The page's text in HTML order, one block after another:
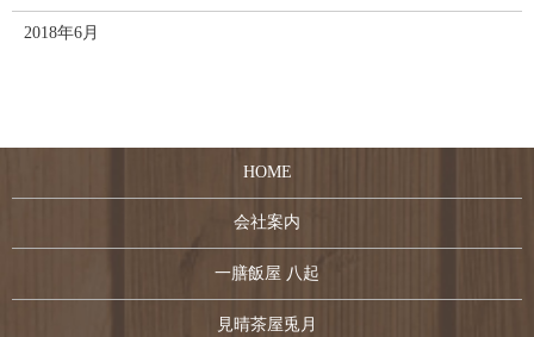
2018年6月
HOME
会社案内
一膳飯屋 八起
見晴茶屋兎月